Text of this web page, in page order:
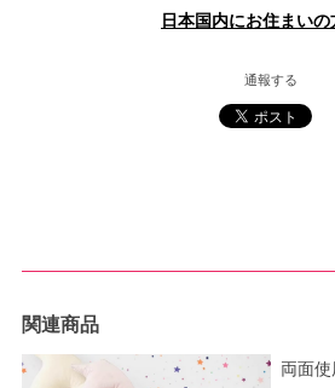
日本国内にお住まいの
通報する
関連商品
両面